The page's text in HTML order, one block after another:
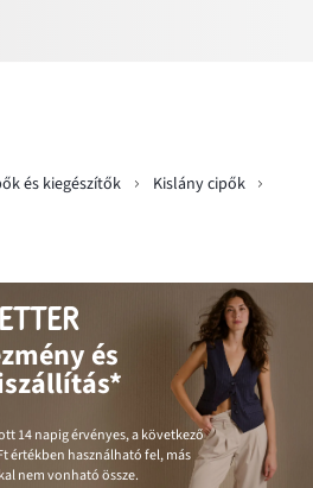
és kiegészítők
Kislány cipők
és
14 napig érvényes, a következő
értékben használható fel, más
nem vonható össze.